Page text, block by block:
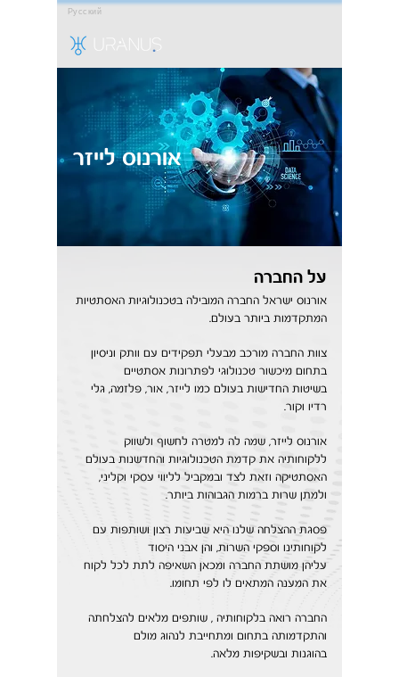
Русский
אורנוס לייזר
על החברה
אורנוס ישראל החברה המובילה בטכנולוגיות האסתטיות
המתקדמות ביותר בעולם.
צוות החברה מורכב מבעלי תפקידים עם וותק וניסיון
בתחום מיכשור טכנולוגי לפתרונות אסתטיים
בשיטות החדישות בעולם כמו לייזר, אור, פלזמה, גלי
רדיו וקור.
אורנוס לייזר, שמה לה למטרה לחשוף ולשווק
ללקוחותיה את קדמת הטכנולוגיות והחדשנות בעולם
האסתטיקה וזאת לצד ובמקביל לליווי עסקי וקליני,
ולמתן שרות ברמות הגבוהות ביותר.
פסגת ההצלחה שלנו היא שביעות רצון ושותפות עם
לקוחותינו וספקי השרות, והן אבני היסוד
עליהן מושתת החברה ומכאן השאיפה לתת לכל לקוח
את המענה המתאים לו לפי תחומו.
החברה רואה בלקוחותיה , שותפים מלאים להצלחתה
והתקדמותה בתחום ומתחייבת לנהוג מולם
בהוגנות ובשקיפות מלאה.